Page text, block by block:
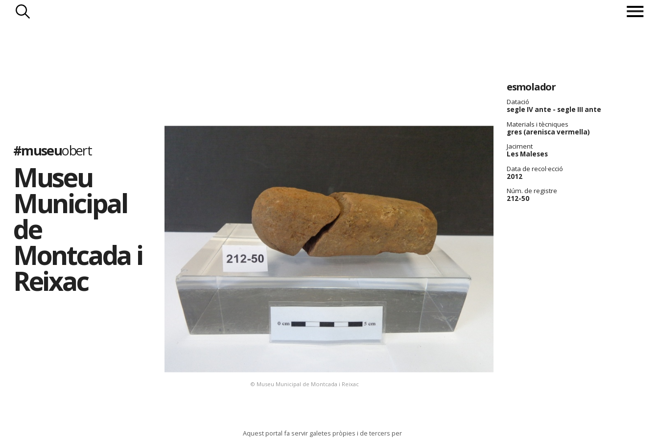
#museuobert
Museu
Municipal
de
Montcada i
Reixac
© Museu Municipal de Montcada i Reixac
esmolador
Datació
segle IV ante - segle III ante
Materials i tècniques
gres (arenisca vermella)
Jaciment
Les Maleses
Data de recol·ecció
2012
Núm. de registre
212-50
Aquest portal fa servir galetes pròpies i de tercers per